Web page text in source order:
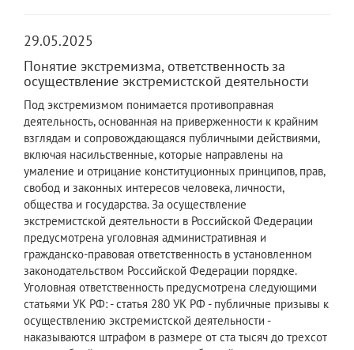
29.05.2025
Понятие экстремизма, ответственность за
осуществление экстремистской деятельности
Под экстремизмом понимается противоправная
деятельность, основанная на приверженности к крайним
взглядам и сопровождающаяся публичными действиями,
включая насильственные, которые направлены на
умаление и отрицание конституционных принципов, прав,
свобод и законных интересов человека, личности,
общества и государства. За осуществление
экстремистской деятельности в Российской Федерации
предусмотрена уголовная административная и
гражданско-правовая ответственность в установленном
законодательством Российской Федерации порядке.
Уголовная ответственность предусмотрена следующими
статьями УК РФ: - статья 280 УК РФ - публичные призывы к
осуществлению экстремистской деятельности -
наказываются штрафом в размере от ста тысяч до трехсот